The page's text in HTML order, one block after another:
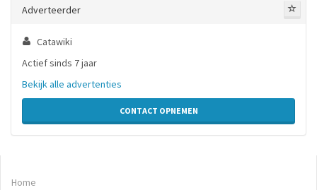
Adverteerder
Catawiki
Actief sinds 7 jaar
Bekijk alle advertenties
CONTACT OPNEMEN
Home